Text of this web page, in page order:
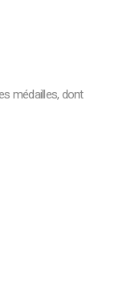
médailles, dont